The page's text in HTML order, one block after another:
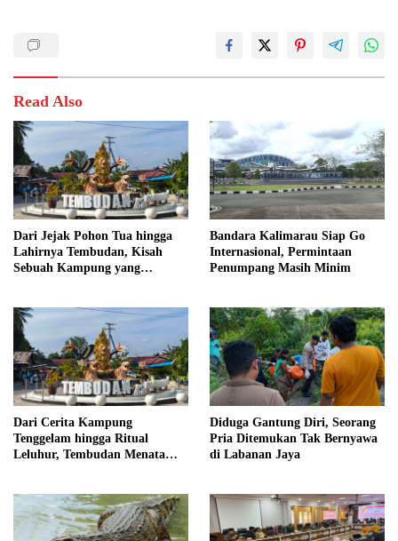
Read Also
Dari Jejak Pohon Tua hingga
Lahirnya Tembudan, Kisah
Sebuah Kampung yang
Bandara Kalimarau Siap Go
Internasional, Permintaan
Penumpang Masih Minim
Dari Cerita Kampung
Tenggelam hingga Ritual
Leluhur, Tembudan Menata
Diduga Gantung Diri, Seorang
Pria Ditemukan Tak Bernyawa
di Labanan Jaya